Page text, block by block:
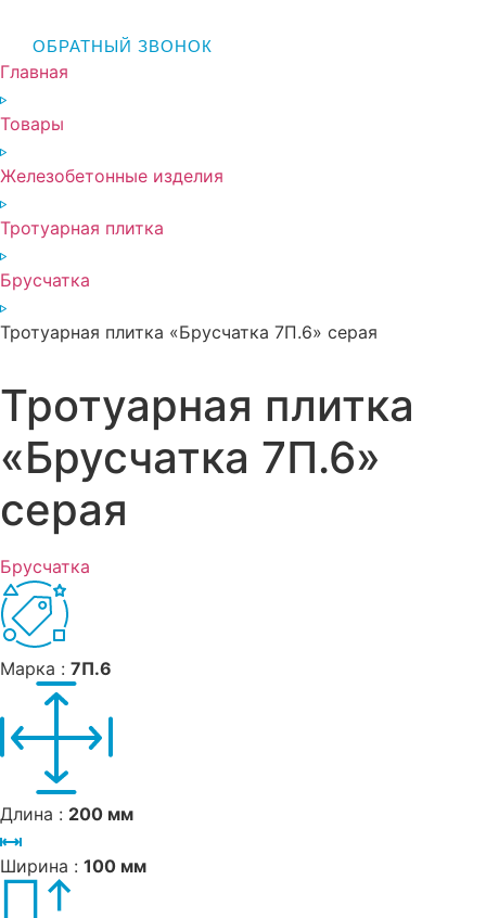
ОБРАТНЫЙ ЗВОНОК
Главная
Товары
Железобетонные изделия
Тротуарная плитка
Брусчатка
Тротуарная плитка «Брусчатка 7П.6» серая
Тротуарная плитка
«Брусчатка 7П.6»
серая
Брусчатка
Марка : 7П.6
Длина : 200 мм
Ширина : 100 мм